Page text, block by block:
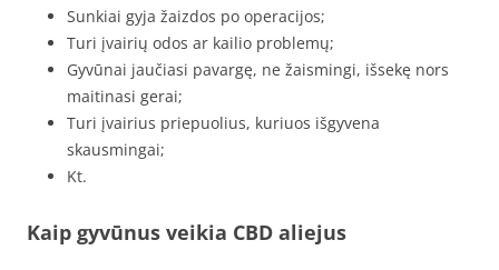
Sunkiai gyja žaizdos po operacijos;
Turi įvairių odos ar kailio problemų;
Gyvūnai jaučiasi pavargę, ne žaismingi, išsekę nors
maitinasi gerai;
Turi įvairius priepuolius, kuriuos išgyvena
skausmingai;
Kt.
Kaip gyvūnus veikia CBD aliejus